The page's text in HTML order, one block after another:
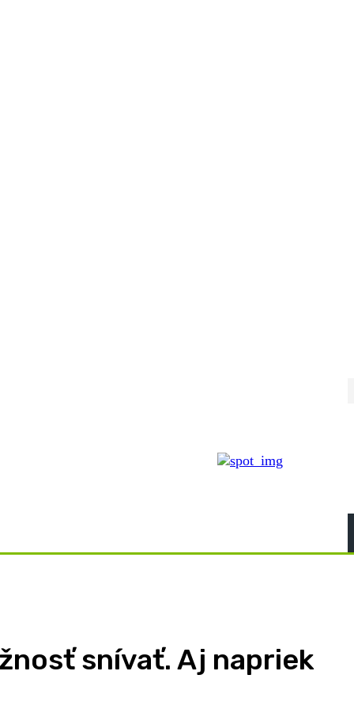
snívať. Aj napriek